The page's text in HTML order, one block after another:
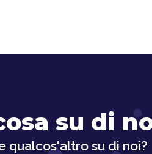
su di
qualcos'altro su di noi?